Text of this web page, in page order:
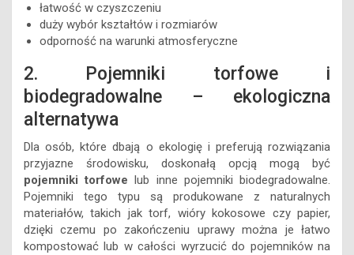
łatwość w czyszczeniu
duży wybór kształtów i rozmiarów
odporność na warunki atmosferyczne
2. Pojemniki torfowe i
biodegradowalne – ekologiczna
alternatywa
Dla osób, które dbają o ekologię i preferują rozwiązania
przyjazne środowisku, doskonałą opcją mogą być
pojemniki torfowe lub inne pojemniki biodegradowalne.
Pojemniki tego typu są produkowane z naturalnych
materiałów, takich jak torf, wióry kokosowe czy papier,
dzięki czemu po zakończeniu uprawy można je łatwo
kompostować lub w całości wyrzucić do pojemników na